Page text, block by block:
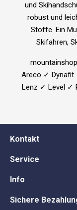
und
robust und
Stoffe. Ein
Skifahren,
Areco ✓
Lenz ✓ Level ✓
Kontakt
Service
Info
Sichere